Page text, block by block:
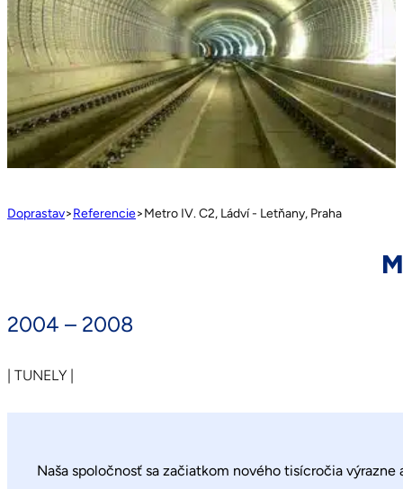
Doprastav>Referencie>Metro IV. C2, Ládví - Letňany, Praha
2004 – 2008
| TUNELY |
Naša spoločnosť sa začiatkom nového tisícročia